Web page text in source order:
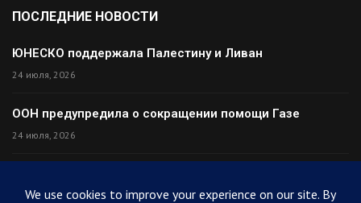
ПОСЛЕДНИЕ НОВОСТИ
ЮНЕСКО поддержала Палестину и Ливан
24 июля, 2026
ООН предупредила о сокращении помощи Газе
24 июля, 2026
24 июля, 2026